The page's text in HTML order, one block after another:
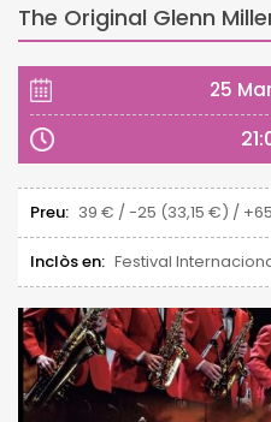
The Original Glenn
25
Preu: 39 € / -25 (33,15 €) / +65
Inclòs en: Festival